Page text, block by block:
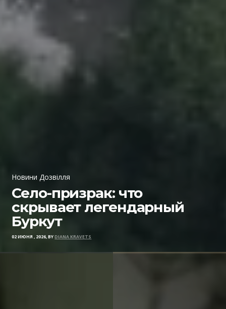
Новини Дозвілля
Село-призрак: что
скрывает легендарный
Буркут
02 ИЮНЯ , 2026, BYDIANA KRAVETS